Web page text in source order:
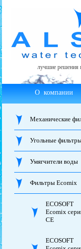
лучшие решения
О компании
Механические
Угольные
Умягчители воды
Фильтры Ecomix
ECOSOFT
Ecomix
CE
ECOSOFT